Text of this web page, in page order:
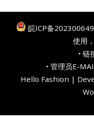
皖ICP备
使用
• 链
• 管理员E-
Hello Fashion |